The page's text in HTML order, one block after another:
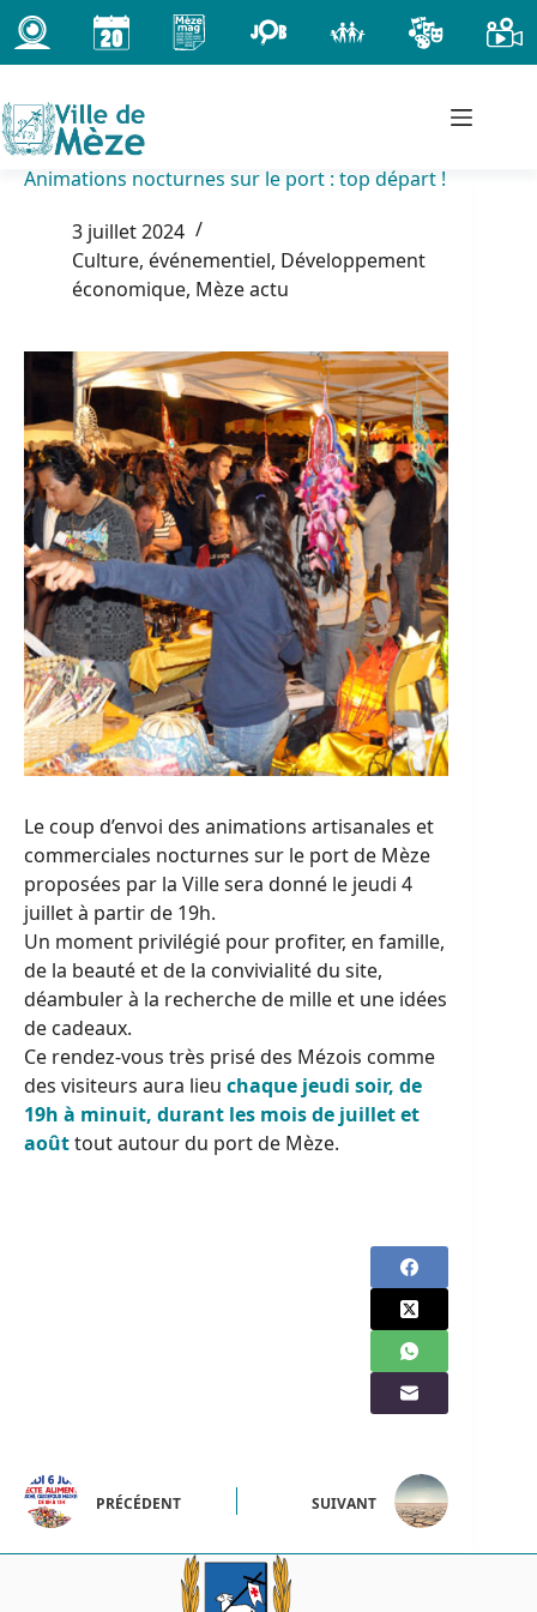
Passer
au
contenu
Animations nocturnes sur le port : top départ !
3 juillet 2024
Culture, événementiel, Développement
économique, Mèze actu
Le coup d’envoi des animations artisanales et
commerciales nocturnes sur le port de Mèze
proposées par la Ville sera donné le jeudi 4
juillet à partir de 19h.
Un moment privilégié pour profiter, en famille,
de la beauté et de la convivialité du site,
déambuler à la recherche de mille et une idées
de cadeaux.
Ce rendez-vous très prisé des Mézois comme
des visiteurs aura lieu chaque jeudi soir, de
19h à minuit, durant les mois de juillet et
aoûttout autour du port de Mèze.
PRÉCÉDENT SUIVANT